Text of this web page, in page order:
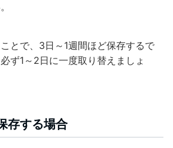
とで、3日～1週間ほど保存するで
ず1～2日に一度取り替えましょ
存する場合